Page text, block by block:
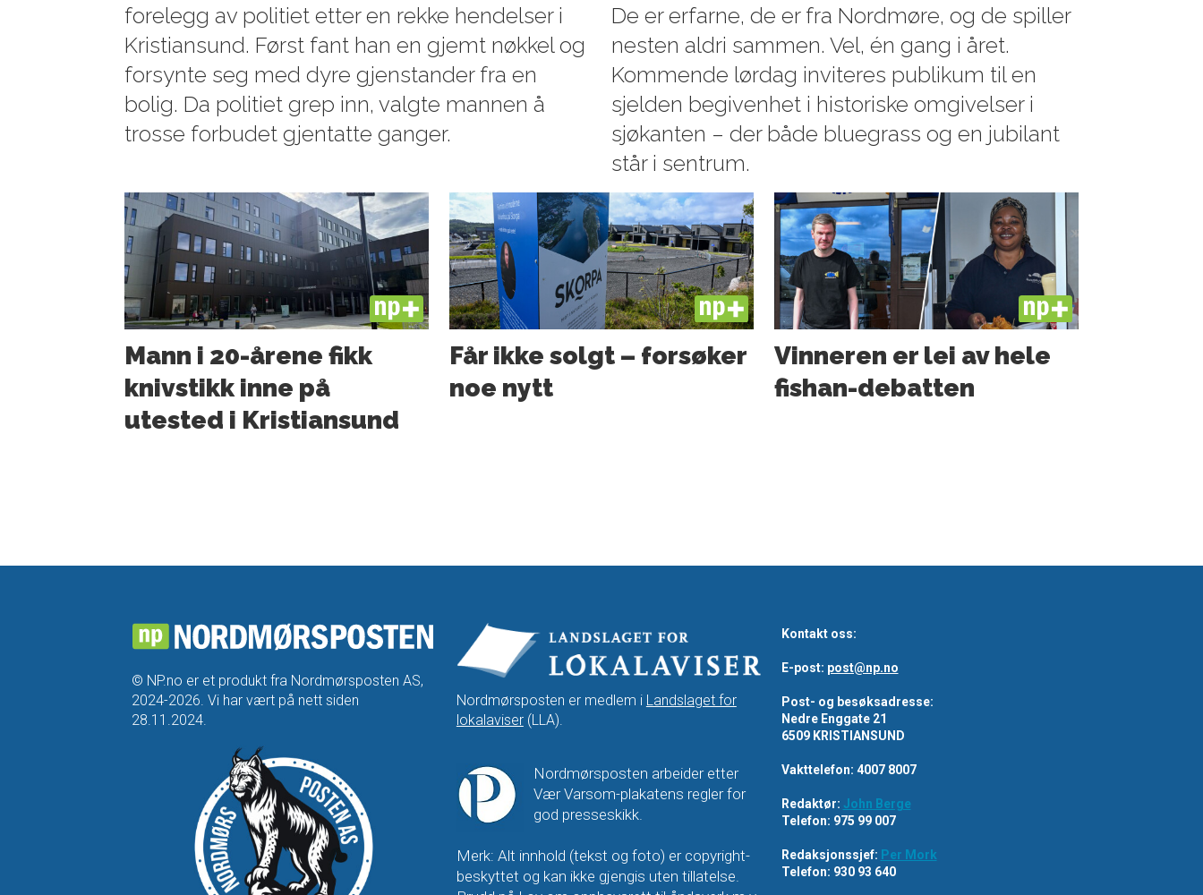
forelegg av politiet etter en rekke hendelser i
Kristiansund. Først fant han en gjemt nøkkel og
forsynte seg med dyre gjenstander fra en
bolig. Da politiet grep inn, valgte mannen å
trosse forbudet gjentatte ganger.
De er erfarne, de er fra Nordmøre, og de spiller
nesten aldri sammen. Vel, én gang i året.
Kommende lørdag inviteres publikum til en
sjelden begivenhet i historiske omgivelser i
sjøkanten – der både bluegrass og en jubilant
står i sentrum.
PLUS
Mann i 20-årene fikk
knivstikk inne på
utested i Kristiansund
PLUS
Får ikke solgt – forsøker
noe nytt
PLUS
Vinneren er lei av hele
fishan-debatten
© NP.no er et produkt fra Nordmørsposten AS,
2024-2026. Vi har vært på nett siden
28.11.2024.
Nordmørsposten er medlem i Landslaget for
lokalaviser(LLA).
Nordmørsposten arbeider etter
Vær Varsom-plakatens regler for
god presseskikk.
Merk: Alt innhold (tekst og foto) er copyright-
beskyttet og kan ikke gjengis uten tillatelse.
Kontakt oss:
E-post: post@np.no
Post- og besøksadresse:
Nedre Enggate 21
6509 KRISTIANSUND
Vakttelefon: 4007 8007
Redaktør: John Berge
Telefon: 975 99 007
Redaksjonssjef: Per Mork
Telefon: 930 93 640